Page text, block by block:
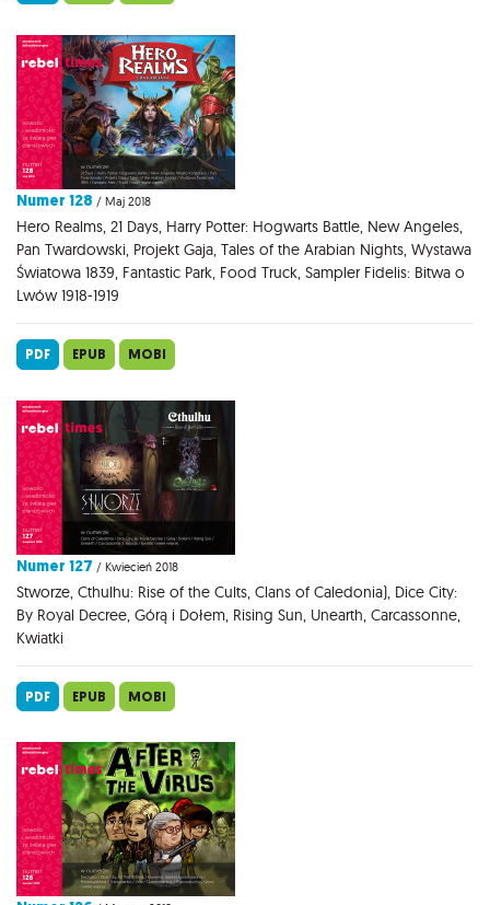
Numer 128 / Maj 2018
Hero Realms, 21 Days, Harry Potter: Hogwarts Battle, New Angeles,
Pan Twardowski, Projekt Gaja, Tales of the Arabian Nights, Wystawa
Światowa 1839, Fantastic Park, Food Truck, Sampler Fidelis: Bitwa o
Lwów 1918-1919
PDF EPUB MOBI
Numer 127 / Kwiecień 2018
Stworze, Cthulhu: Rise of the Cults, Clans of Caledonia), Dice City:
By Royal Decree, Górą i Dołem, Rising Sun, Unearth, Carcassonne,
Kwiatki
PDF EPUB MOBI